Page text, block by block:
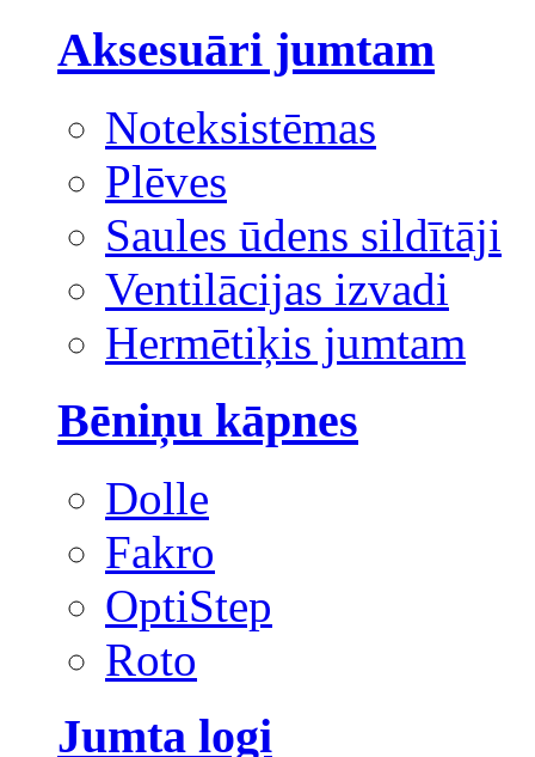
Aksesuāri jumtam
Noteksistēmas
Plēves
Saules ūdens sildītāji
Ventilācijas izvadi
Hermētiķis jumtam
Bēniņu kāpnes
Dolle
Fakro
OptiStep
Roto
Jumta logi